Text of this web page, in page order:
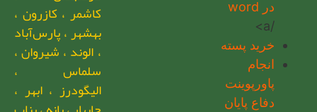
در word
/a>
خرید پسته
انجام
پاورپوینت
دفاع پایان
کاشمر ، کازرون ،
بهشهر ، پارس‌آباد
، الوند ، شیروان ،
سلماس ،
الیگودرز ، ابهر ،